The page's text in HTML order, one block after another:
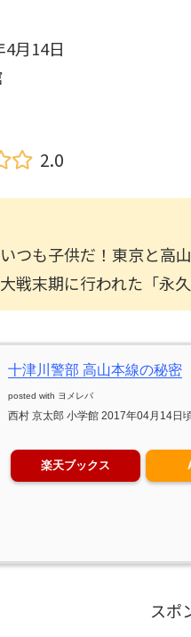
月14日
2.0
つも子供だ！東京と高
戦末期に行われた「永
十津川警部 高山本線の秘密
posted with ヨメレバ
西村 京太郎 小学館 2017年04月14日
楽天ブックス
スポ